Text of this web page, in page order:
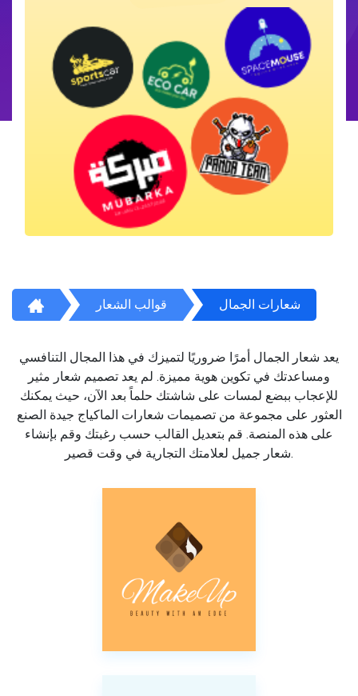
قوالب الشعار شعارات الجمال
يعد شعار الجمال أمرًا ضروريًا لتميزك في هذا المجال التنافسي
ومساعدتك في تكوين هوية مميزة. لم يعد تصميم شعار مثير
للإعجاب ببضع لمسات على شاشتك حلماً بعد الآن، حيث يمكنك
العثور على مجموعة من تصميمات شعارات الماكياج جيدة الصنع
على هذه المنصة. قم بتعديل القالب حسب رغبتك وقم بإنشاء
شعار جميل لعلامتك التجارية في وقت قصير.